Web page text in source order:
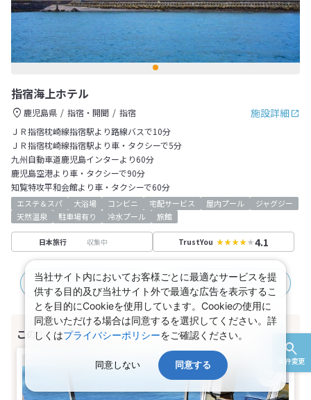
条件変更
指宿海上ホテル
施設詳細
鹿児島県 指宿・開聞
指宿
ＪＲ指宿枕崎線指宿駅より路線バスで10分
ＪＲ指宿枕崎線指宿駅より車・タクシーで5分
九州自動車道鹿児島インターより60分
鹿児島空港より車・タクシーで90分
知覧特攻平和会館より車・タクシーで60分
エステ＆スパ 大浴場 コンビニ 宅配サービス 屋内プール
ジャグジー
天然温泉
駐車場有り 冷水プール 旅館
日本旅行 収集中 TrustYou 4.1
JR＋宿泊プラン 航空＋宿泊プラン
当社サイト内においてお客様ごとに最適なサービスを提
供する目的及び当社サイト外で最適な広告を表示するこ
とを目的にCookieを使用しています。Cookieの使用に
同意いただける場合は同意するを選択してください。詳
しくはプライバシーポリシーをご確認ください。
同意しない 同意する